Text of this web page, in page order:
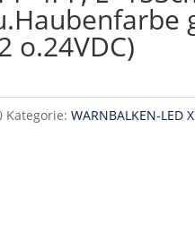
o.24VDC)
Kategorie: WARNBALKEN-LED